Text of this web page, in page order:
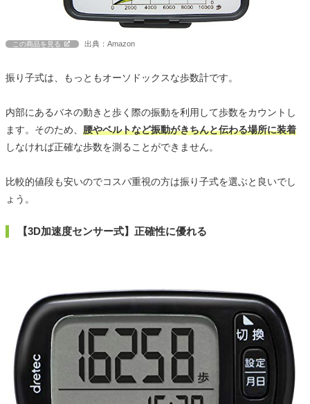
この商品を見る 出典：Amazon
振り子式は、もっともオーソドックスな歩数計です。
内部にあるバネの動きと歩く際の振動を利用して歩数をカウントし
ます。そのため、 腰やベルトなど振動がきちんと伝わる場所に装着
しなければ正確な歩数を測ることができません。
比較的値段も安いのでコスパ重視の方は振り子式を選ぶと良いでし
ょう。
【3D加速度センサー式】正確性に優れる